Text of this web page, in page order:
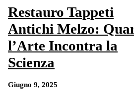
Restauro Tappeti
Antichi Melzo:
l’Arte Incontra la
Scienza
Giugno 9, 2025